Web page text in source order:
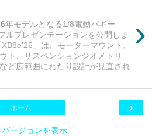
›
年モデルとなる1/8電動バギー
ルプレゼンテーションを公開しま
」は、モーターマウント、
ト、サスペンションジオメトリ
ど広範囲にわたり設計が見直され
›
ホーム
バージョンを表示